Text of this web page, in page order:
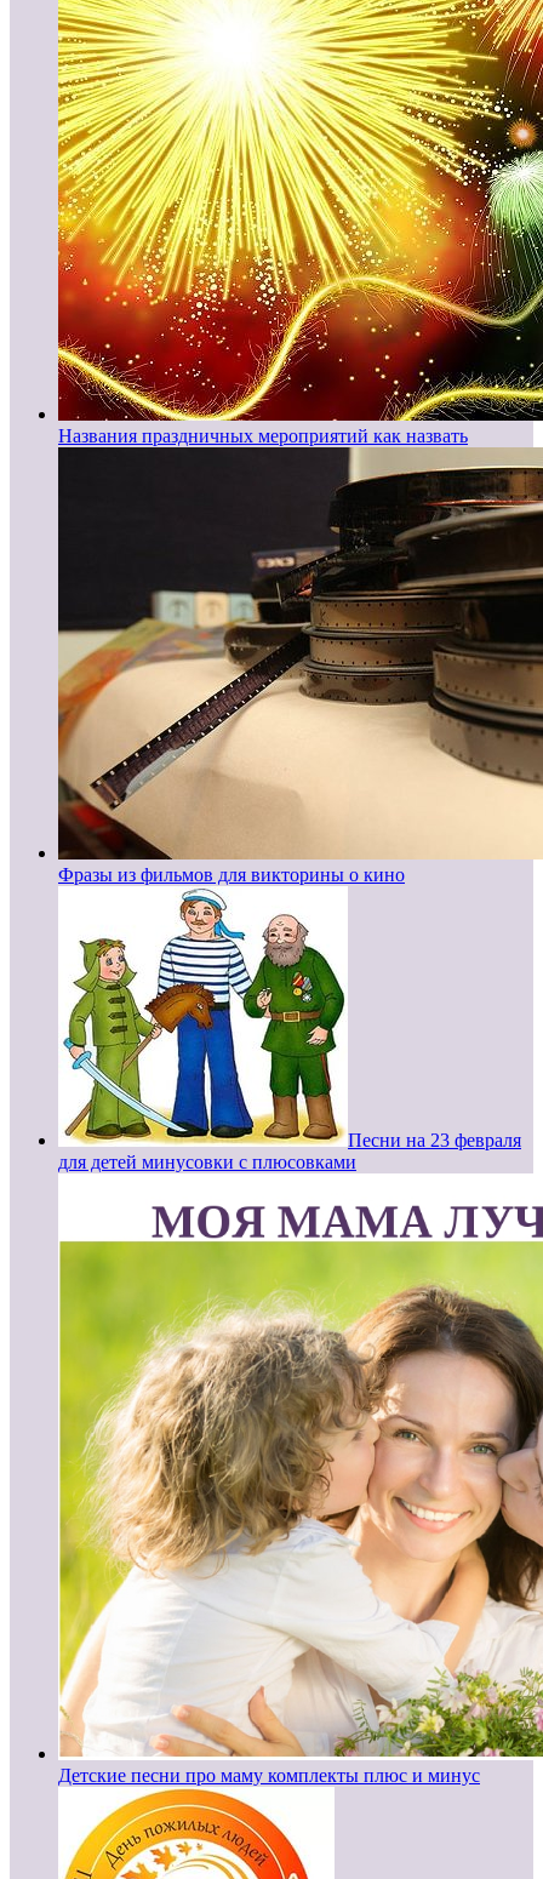
Названия праздничных мероприятий как назвать
Фразы из фильмов для викторины о кино
Песни на 23 февраля
для детей минусовки с плюсовками
Детские песни про маму комплекты плюс и минус